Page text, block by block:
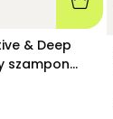
& Deep
szampon